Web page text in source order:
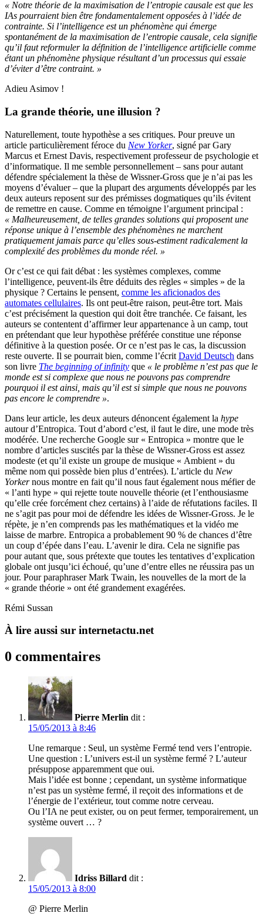
« Notre théorie de la maximisation de l’entropie causale est que les
IAs pourraient bien être fondamentalement opposées à l’idée de
contrainte. Si l’intelligence est un phénomène qui émerge
spontanément de la maximisation de l’entropie causale, cela signifie
qu’il faut reformuler la définition de l’intelligence artificielle comme
étant un phénomène physique résultant d’un processus qui essaie
d’éviter d’être contraint. »
Adieu Asimov !
La grande théorie, une illusion ?
Naturellement, toute hypothèse a ses critiques. Pour preuve un
article particulièrement féroce du New Yorker, signé par Gary
Marcus et Ernest Davis, respectivement professeur de psychologie et
d’informatique. Il me semble personnellement – sans pour autant
défendre spécialement la thèse de Wissner-Gross que je n’ai pas les
moyens d’évaluer – que la plupart des arguments développés par les
deux auteurs reposent sur des prémisses dogmatiques qu’ils évitent
de remettre en cause. Comme en témoigne l’argument principal :
« Malheureusement, de telles grandes solutions qui proposent une
réponse unique à l’ensemble des phénomènes ne marchent
pratiquement jamais parce qu’elles sous-estiment radicalement la
complexité des problèmes du monde réel. »
Or c’est ce qui fait débat : les systèmes complexes, comme
l’intelligence, peuvent-ils être déduits des règles « simples » de la
physique ? Certains le pensent, comme les aficionados des
automates cellulaires. Ils ont peut-être raison, peut-être tort. Mais
c’est précisément la question qui doit être tranchée. Ce faisant, les
auteurs se contentent d’affirmer leur appartenance à un camp, tout
en prétendant que leur hypothèse préférée constitue une réponse
définitive à la question posée. Or ce n’est pas le cas, la discussion
reste ouverte. Il se pourrait bien, comme l’écrit David Deutsch dans
son livre The beginning of infinity que « le problème n’est pas que le
monde est si complexe que nous ne pouvons pas comprendre
pourquoi il est ainsi, mais qu’il est si simple que nous ne pouvons
pas encore le comprendre ».
Dans leur article, les deux auteurs dénoncent également la hype
autour d’Entropica. Tout d’abord c’est, il faut le dire, une mode très
modérée. Une recherche Google sur « Entropica » montre que le
nombre d’articles suscités par la thèse de Wissner-Gross est assez
modeste (et qu’il existe un groupe de musique « Ambient » du
même nom qui possède bien plus d’entrées). L’article du New
Yorkernous montre en fait qu’il nous faut également nous méfier de
« l’anti hype » qui rejette toute nouvelle théorie (et l’enthousiasme
qu’elle crée forcément chez certains) à l’aide de réfutations faciles. Il
ne s’agit pas pour moi de défendre les idées de Wissner-Gross. Je le
répète, je n’en comprends pas les mathématiques et la vidéo me
laisse de marbre. Entropica a probablement 90 % de chances d’être
un coup d’épée dans l’eau. L’avenir le dira. Cela ne signifie pas
pour autant que, sous prétexte que toutes les tentatives d’explication
globale ont jusqu’ici échoué, qu’une d’entre elles ne réussira pas un
jour. Pour paraphraser Mark Twain, les nouvelles de la mort de la
« grande théorie » ont été grandement exagérées.
Rémi Sussan
À lire aussi sur internetactu.net
0 commentaires
Pierre Merlin dit :
15/05/2013 à 8:46
Une remarque : Seul, un système Fermé tend vers l’entropie.
Une question : L’univers est-il un système fermé ? L’auteur
présuppose apparemment que oui.
Mais l’idée est bonne ; cependant, un système informatique
n’est pas un système fermé, il reçoit des informations et de
l’énergie de l’extérieur, tout comme notre cerveau.
Ou l’IA ne peut exister, ou on peut fermer, temporairement, un
système ouvert … ?
Idriss Billard dit :
15/05/2013 à 8:00
@ Pierre Merlin